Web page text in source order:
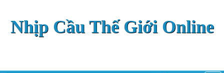
Nhịp Cầu Thế Giới Online